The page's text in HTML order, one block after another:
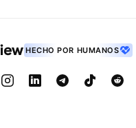
HECHO POR HUMANOS